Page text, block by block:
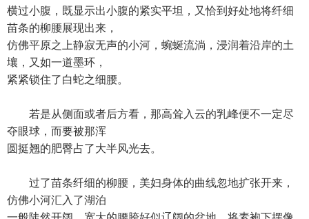
横过小腹，既显示出小腹的紧实平坦，又恰到好处地将纤细
苗条的柳腰展现出来，
仿佛平原之上静寂无声的小河，蜿蜒流淌，浸润着沿岸的土
壤，又如一道墨环，
紧紧锁住了白蛇之细腰。
若是从侧面或者后方看，那高耸入云的乳峰便不一定尽
夺眼球，而要被那浑
圆挺翘的肥臀占了大半风光去。
过了苗条纤细的柳腰，美妇身体的曲线忽地扩张开来，
仿佛小河汇入了湖泊